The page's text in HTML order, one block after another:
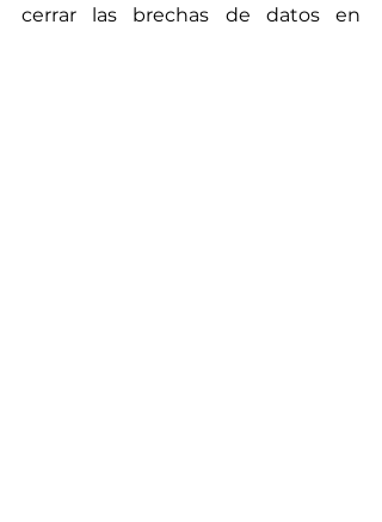
cerrar las brechas de datos en